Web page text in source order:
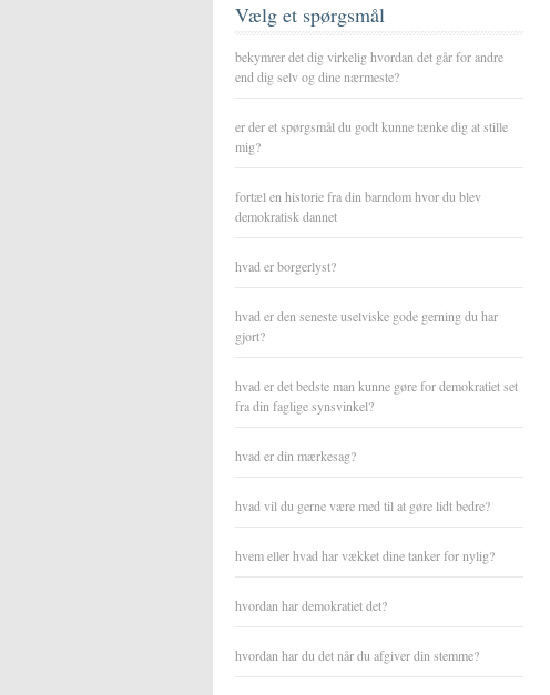
Vælg et spørgsmål
bekymrer det dig virkelig hvordan det går for andre
end dig selv og dine nærmeste?
er der et spørgsmål du godt kunne tænke dig at stille
mig?
fortæl en historie fra din barndom hvor du blev
demokratisk dannet
hvad er borgerlyst?
hvad er den seneste uselviske gode gerning du har
gjort?
hvad er det bedste man kunne gøre for demokratiet set
fra din faglige synsvinkel?
hvad er din mærkesag?
hvad vil du gerne være med til at gøre lidt bedre?
hvem eller hvad har vækket dine tanker for nylig?
hvordan har demokratiet det?
hvordan har du det når du afgiver din stemme?